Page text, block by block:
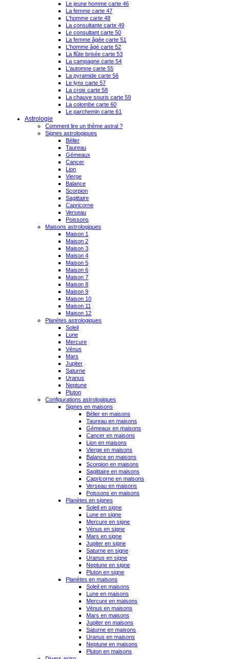
Le jeune homme carte 46
La femme carte 47
L'homme carte 48
La consultante carte 49
Le consultant carte 50
La femme âgée carte 51
L'homme âgé carte 52
La flûte brisée carte 53
La campagne carte 54
L'automne carte 55
La pyramide carte 56
Le lynx carte 57
La croix carte 58
La chauve souris carte 59
La colombe carte 60
Le parchemin carte 61
Astrologie
Comment lire un thème astral ?
Signes astrologiques
Bélier
Taureau
Gémeaux
Cancer
Lion
Vierge
Balance
Scorpion
Sagittaire
Capricorne
Verseau
Poissons
Maisons astrologiques
Maison 1
Maison 2
Maison 3
Maison 4
Maison 5
Maison 6
Maison 7
Maison 8
Maison 9
Maison 10
Maison 11
Maison 12
Planètes astrologiques
Soleil
Lune
Mercure
Vénus
Mars
Jupiter
Saturne
Uranus
Neptune
Pluton
Configurations astrologiques
Signes en maisons
Bélier en maisons
Taureau en maisons
Gémeaux en maisons
Cancer en maisons
Lion en maisons
Vierge en maisons
Balance en maisons
Scorpion en maisons
Sagittaire en maisons
Capricorne en maisons
Verseau en maisons
Poissons en maisons
Planètes en signes
Soleil en signe
Lune en signe
Mercure en signe
Vénus en signe
Mars en signe
Jupiter en signe
Saturne en signe
Uranus en signe
Neptune en signe
Pluton en signe
Planètes en maisons
Soleil en maisons
Lune en maisons
Mercure en maisons
Vénus en maisons
Mars en maisons
Jupiter en maisons
Saturne en maisons
Uranus en maisons
Neptune en maisons
Pluton en maisons